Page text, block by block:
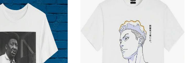
4.16 3.7K